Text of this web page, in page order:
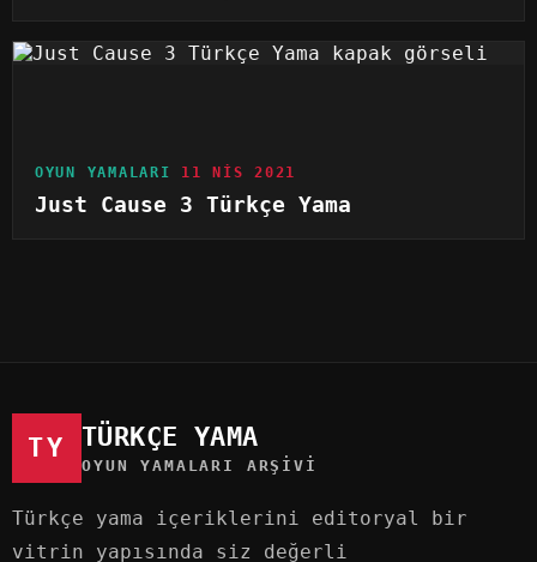
OYUN YAMALARI 11 NIS 2021
Just Cause 3 Türkçe Yama
TY TÜRKÇE YAMA
OYUN YAMALARI ARŞIVI
Türkçe yama içeriklerini editoryal bir
vitrin yapısında siz değerli